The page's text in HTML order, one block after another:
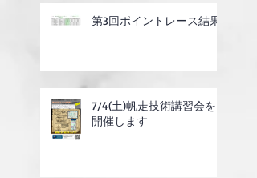
第3回ポイントレース結果
7/4(土)帆走技術講習会を
開催します